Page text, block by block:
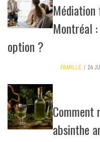
Montréal
option ?
FAMILLE 24
Comment
absinthe